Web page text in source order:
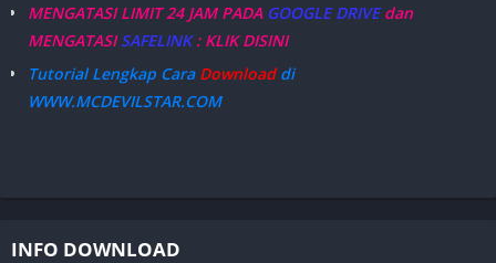
MENGATASI LIMIT 24 JAM PADA GOOGLE DRIVEdan
MENGATASISAFELINK: KLIK DISINI
Tutorial Lengkap CaraDownloaddi
WWW.MCDEVILSTAR.COM
INFO DOWNLOAD